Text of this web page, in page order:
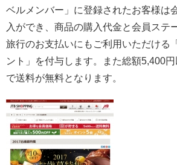
ベルメンバー」に登録されたお客様は
入ができ、商品の購入代金と会員ステ
旅行のお支払いにもご利用いただける
ント」を付与します。また総額5,400
で送料が無料となります。